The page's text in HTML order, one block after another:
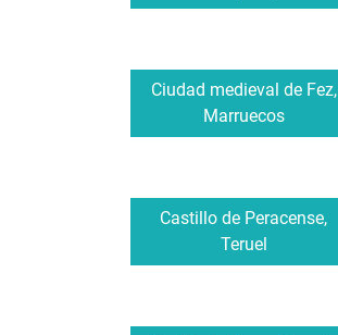
Ciudad medieval de Fez,
Marruecos
Castillo de Peracense,
Teruel